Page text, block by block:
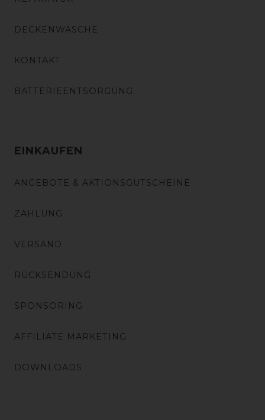
DECKENWÄSCHE
KONTAKT
BATTERIEENTSORGUNG
EINKAUFEN
ANGEBOTE & AKTIONSGUTSCHEINE
ZAHLUNG
VERSAND
RÜCKSENDUNG
SPONSORING
AFFILIATE MARKETING
DOWNLOADS